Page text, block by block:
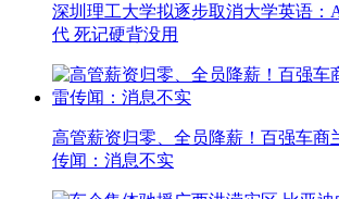
深圳理工大学拟逐步取消大学英语：
代 死记硬背没用
高管薪资归零、全员降薪！百强车商
传闻：消息不实